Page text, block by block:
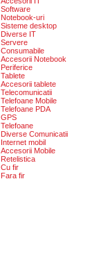
Software
Notebook-uri
Sisteme desktop
Diverse IT
Servere
Consumabile
Accesorii Notebook
Periferice
Tablete
Accesorii tablete
Telecomunicatii
Telefoane Mobile
Telefoane PDA
GPS
Telefoane
Diverse Comunicatii
Internet mobil
Accesorii Mobile
Retelistica
Cu fir
Fara fir